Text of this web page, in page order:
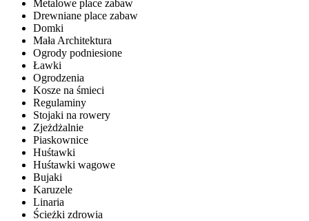
Metalowe place zabaw
Drewniane place zabaw
Domki
Mała Architektura
Ogrody podniesione
Ławki
Ogrodzenia
Kosze na śmieci
Regulaminy
Stojaki na rowery
Zjeżdżalnie
Piaskownice
Huśtawki
Huśtawki wagowe
Bujaki
Karuzele
Linaria
Ścieżki zdrowia